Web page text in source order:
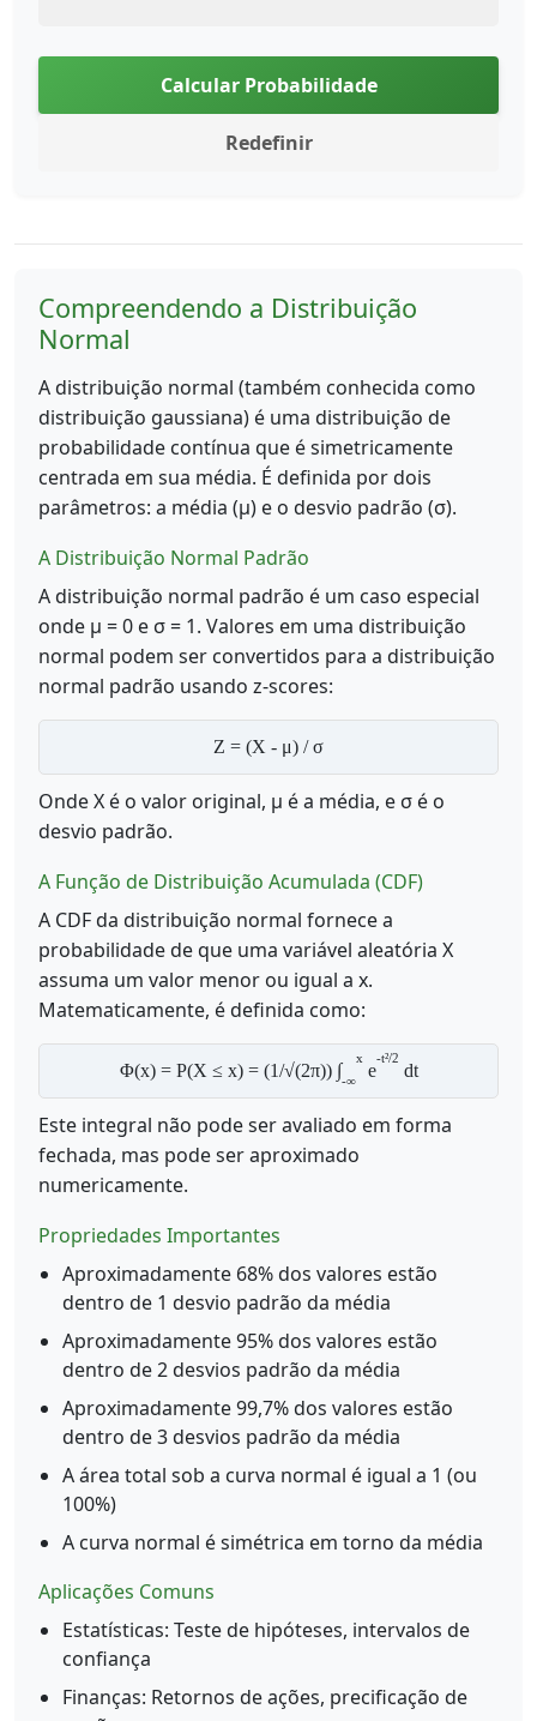
Calcular Probabilidade
Redefinir
Compreendendo a Distribuição
Normal
A distribuição normal (também conhecida como
distribuição gaussiana) é uma distribuição de
probabilidade contínua que é simetricamente
centrada em sua média. É definida por dois
parâmetros: a média (μ) e o desvio padrão (σ).
A Distribuição Normal Padrão
A distribuição normal padrão é um caso especial
onde μ = 0 e σ = 1. Valores em uma distribuição
normal podem ser convertidos para a distribuição
normal padrão usando z-scores:
Z = (X - μ) / σ
Onde X é o valor original, μ é a média, e σ é o
desvio padrão.
A Função de Distribuição Acumulada (CDF)
A CDF da distribuição normal fornece a
probabilidade de que uma variável aleatória X
assuma um valor menor ou igual a x.
Matematicamente, é definida como:
Φ(x) = P(X ≤ x) = (1/√(2π)) ∫-∞
x
e
-t²/2
dt
Este integral não pode ser avaliado em forma
fechada, mas pode ser aproximado
numericamente.
Propriedades Importantes
Aproximadamente 68% dos valores estão
dentro de 1 desvio padrão da média
Aproximadamente 95% dos valores estão
dentro de 2 desvios padrão da média
Aproximadamente 99,7% dos valores estão
dentro de 3 desvios padrão da média
A área total sob a curva normal é igual a 1 (ou
100%)
A curva normal é simétrica em torno da média
Aplicações Comuns
Estatísticas: Teste de hipóteses, intervalos de
confiança
Finanças: Retornos de ações, precificação de